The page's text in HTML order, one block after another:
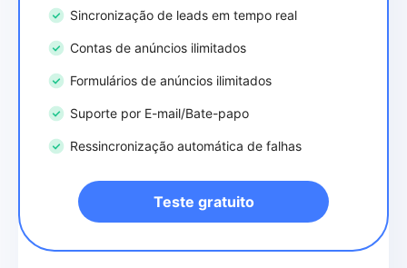
Sincronização de leads em tempo real
Contas de anúncios ilimitados
Formulários de anúncios ilimitados
Suporte por E-mail/Bate-papo
Ressincronização automática de falhas
Teste gratuito